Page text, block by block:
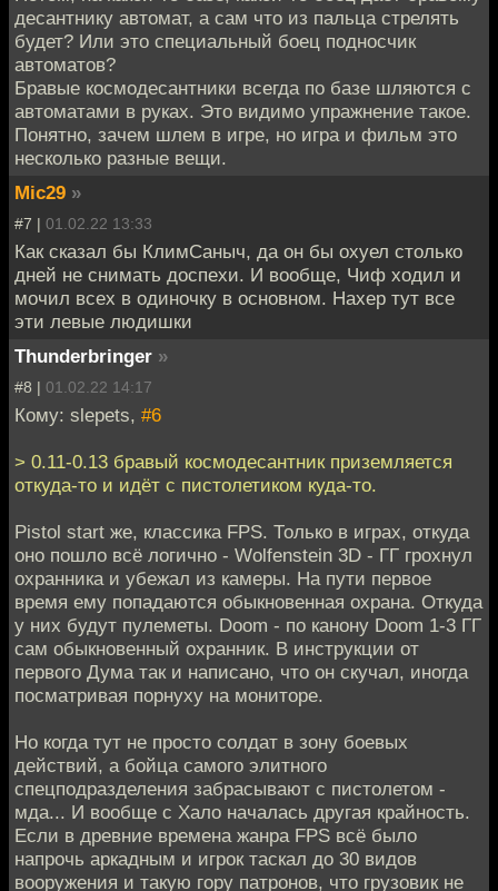
десантнику автомат, а сам что из пальца стрелять
будет? Или это специальный боец подносчик
автоматов?
Бравые космодесантники всегда по базе шляются с
автоматами в руках. Это видимо упражнение такое.
Понятно, зачем шлем в игре, но игра и фильм это
несколько разные вещи.
Mic29 »
#7 | 01.02.22 13:33
Как сказал бы КлимСаныч, да он бы охуел столько
дней не снимать доспехи. И вообще, Чиф ходил и
мочил всех в одиночку в основном. Нахер тут все
эти левые людишки
Thunderbringer »
#8 | 01.02.22 14:17
Кому: slepets, #6
> 0.11-0.13 бравый космодесантник приземляется
откуда-то и идёт с пистолетиком куда-то.
Pistol start же, классика FPS. Только в играх, откуда
оно пошло всё логично - Wolfenstein 3D - ГГ грохнул
охранника и убежал из камеры. На пути первое
время ему попадаются обыкновенная охрана. Откуда
у них будут пулеметы. Doom - по канону Doom 1-3 ГГ
сам обыкновенный охранник. В инструкции от
первого Дума так и написано, что он скучал, иногда
посматривая порнуху на мониторе.
Но когда тут не просто солдат в зону боевых
действий, а бойца самого элитного
спецподразделения забрасывают с пистолетом -
мда... И вообще с Хало началась другая крайность.
Если в древние времена жанра FPS всё было
напрочь аркадным и игрок таскал до 30 видов
вооружения и такую гору патронов, что грузовик не